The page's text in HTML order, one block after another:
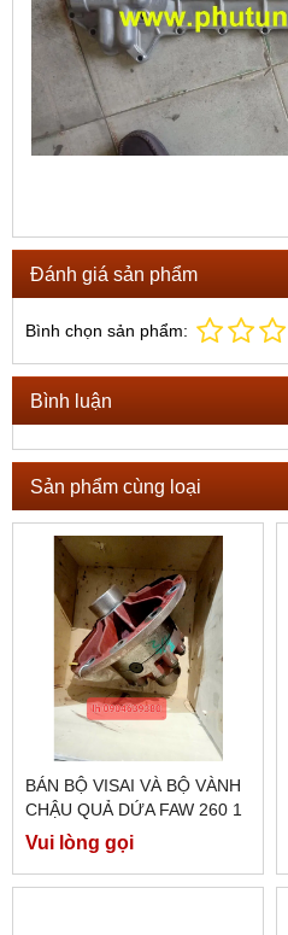
Đánh giá sản phẩm
Bình chọn sản phẩm:
Bình luận
Sản phẩm cùng loại
BÁN BỘ VISAI VÀ BỘ VÀNH
CHẬU QUẢ DỨA FAW 260 1
CẦU MÁY ĐIỆN
Vui lòng gọi